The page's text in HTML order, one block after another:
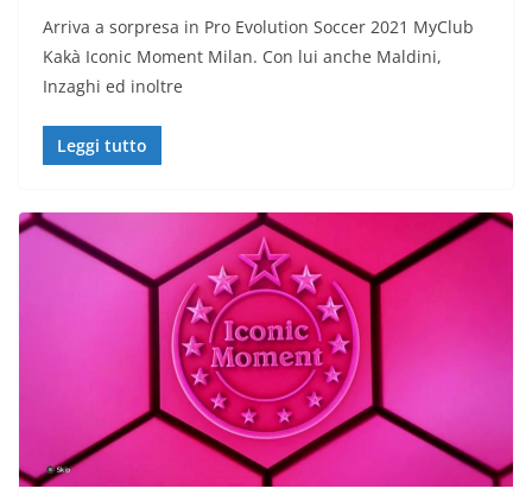
Arriva a sorpresa in Pro Evolution Soccer 2021 MyClub
Kakà Iconic Moment Milan. Con lui anche Maldini,
Inzaghi ed inoltre
Leggi tutto